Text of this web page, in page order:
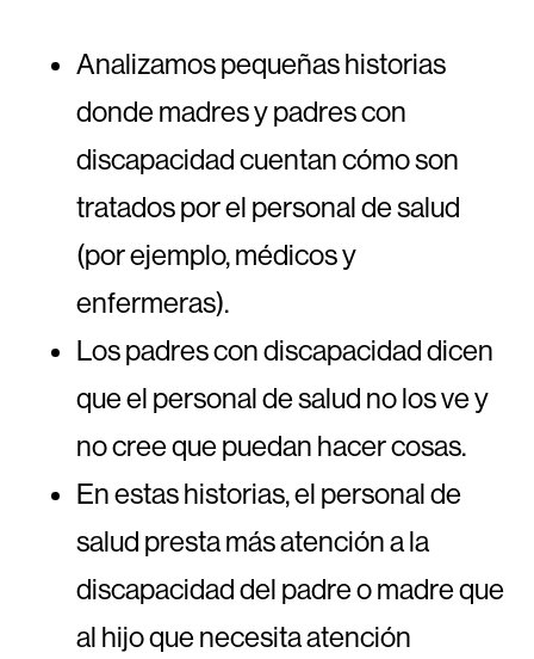
Analizamos pequeñas historias
donde madres y padres con
discapacidad cuentan cómo son
tratados por el personal de salud
(por ejemplo, médicos y
enfermeras).
Los padres con discapacidad dicen
que el personal de salud no los ve y
no cree que puedan hacer cosas.
En estas historias, el personal de
salud presta más atención a la
discapacidad del padre o madre que
al hijo que necesita atención